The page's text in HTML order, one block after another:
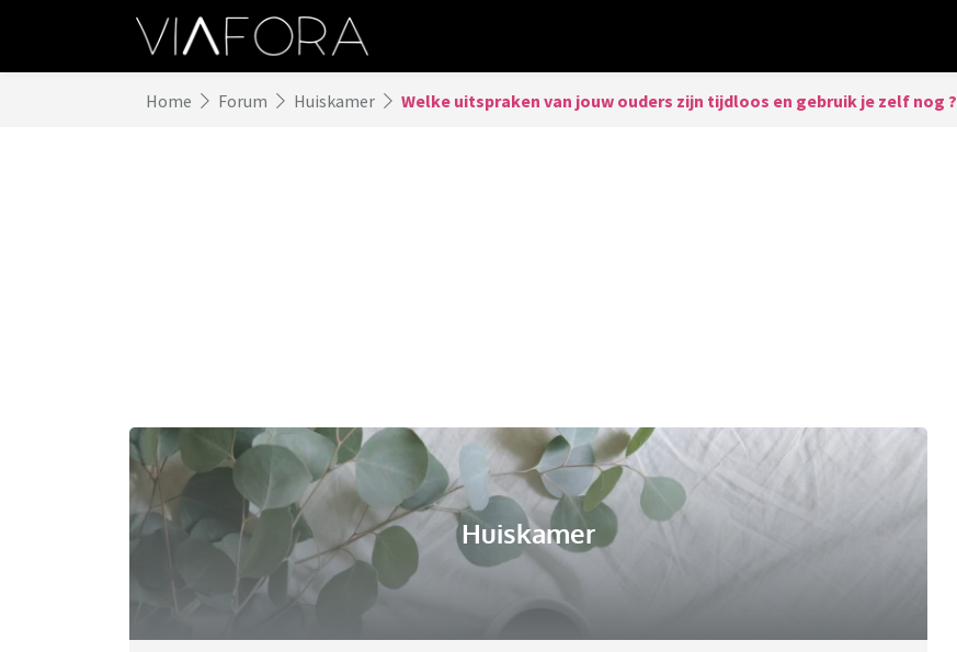
Home Forum Huiskamer Welke uitspraken van jouw ouders zijn tijdloos en gebruik je zelf nog ?
Huiskamer